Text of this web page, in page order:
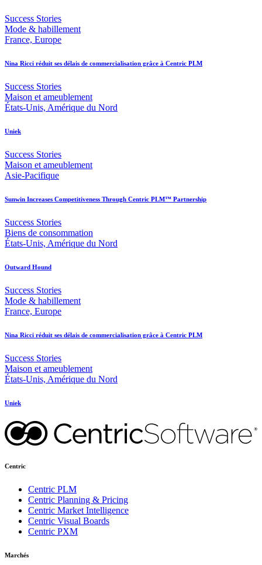
Success Stories
Mode & habillement
France, Europe
Nina Ricci réduit ses délais de commercialisation grâce à Centric PLM
Success Stories
Maison et ameublement
États-Unis, Amérique du Nord
Uniek
Success Stories
Maison et ameublement
Asie-Pacifique
Sunwin Increases Competitiveness Through Centric PLM™ Partnership
Success Stories
Biens de consommation
États-Unis, Amérique du Nord
Outward Hound
Success Stories
Mode & habillement
France, Europe
Nina Ricci réduit ses délais de commercialisation grâce à Centric PLM
Success Stories
Maison et ameublement
États-Unis, Amérique du Nord
Uniek
Centric
Centric PLM
Centric Planning & Pricing
Centric Market Intelligence
Centric Visual Boards
Centric PXM
Marchés